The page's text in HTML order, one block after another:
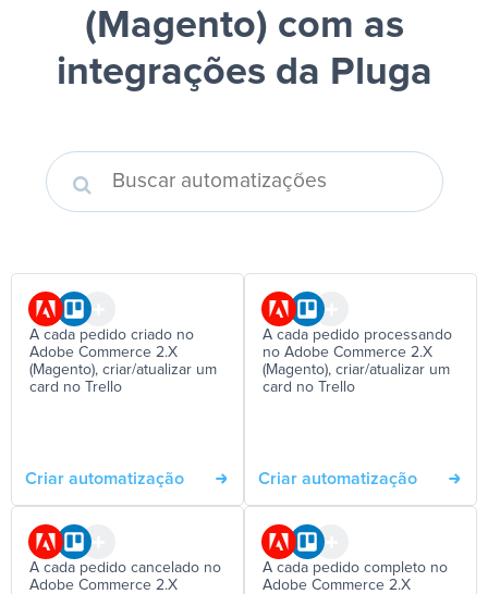
(Magento) com as
integrações da Pluga
A cada pedido criado no
Adobe Commerce 2.X
(Magento), criar/atualizar um
card no Trello
Criar automatização
A cada pedido processando
no Adobe Commerce 2.X
(Magento), criar/atualizar um
card no Trello
Criar automatização
A cada pedido cancelado no
Adobe Commerce 2.X
A cada pedido completo no
Adobe Commerce 2.X